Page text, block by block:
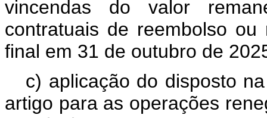
vincendas do valor
contratuais de reembolso
final em 31 de outubro de
c) aplicação do disposto
artigo para as operações